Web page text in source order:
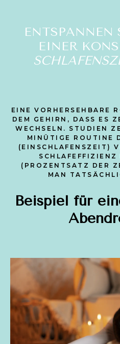
EINER
EINE VORHERSEHBARE
DEM GEHIRN, DASS ES
WECHSELN. STUDIEN
MINÜTIGE ROUTINE
(EINSCHLAFENSZEIT)
SCHLAFEFFIZIENZ
(PROZENTSATZ DER
MAN
Beispiel für